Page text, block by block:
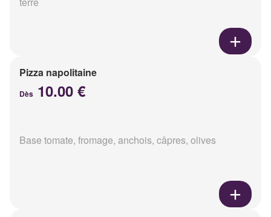
Pizza napolitaine
Dès 10.00 €
Base tomate, fromage, anchois, câpres, olives